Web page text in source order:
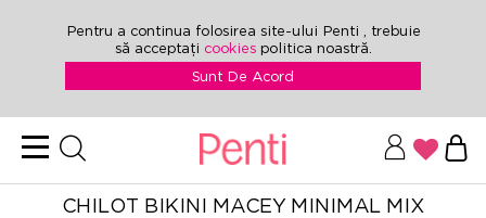
Pentru a continua folosirea site-ului Penti , trebuie
să acceptați cookies politica noastră.
Sunt De Acord
CHILOT BIKINI MACEY MINIMAL MIX